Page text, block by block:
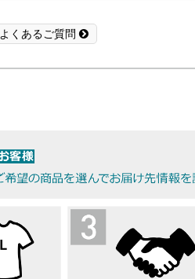
よくあるご質問